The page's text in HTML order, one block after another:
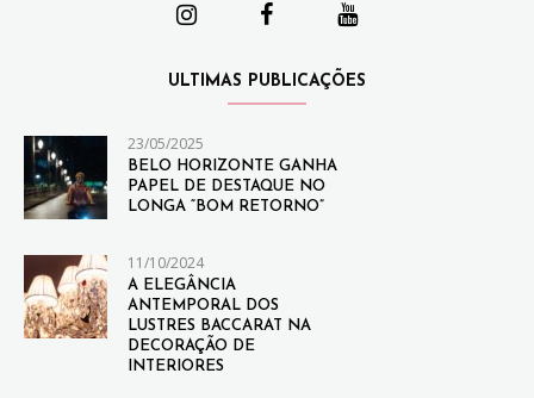
ULTIMAS PUBLICAÇÕES
23/05/2025
BELO HORIZONTE GANHA
PAPEL DE DESTAQUE NO
LONGA “BOM RETORNO”
11/10/2024
A ELEGÂNCIA
ANTEMPORAL DOS
LUSTRES BACCARAT NA
DECORAÇÃO DE
INTERIORES